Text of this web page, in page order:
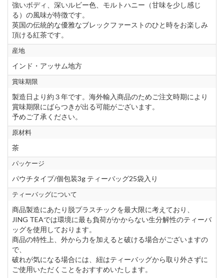
強いボディ、深いルビー色、モルトハニー（甘味を少し感じ
る）の風味が特徴です。
英国の伝統的な優雅なブレックファーストのひと時をお楽しみ
頂ける紅茶です。
産地
インド・アッサム地方
賞味期限
製造日より約３年です。海外輸入商品のためご注文時期により
賞味期限にばらつきが出る可能がございます。
予めご了承ください。
原材料
茶
パッケージ
パウチタイプ/個包装3g ティーバッグ25袋入り
ティーバッグについて
商品製造にあたり脱プラスチックを最大限に考えており、
JING TEAでは環境に最も負荷がかからない生分解性のティーバ
ッグを使用しております。
商品の特性上、外から力を加えると破ける場合がございますの
で、
破れが気になる場合には、紐はティーバッグから取り外さずに
ご使用いただくことをおすすめいたします。